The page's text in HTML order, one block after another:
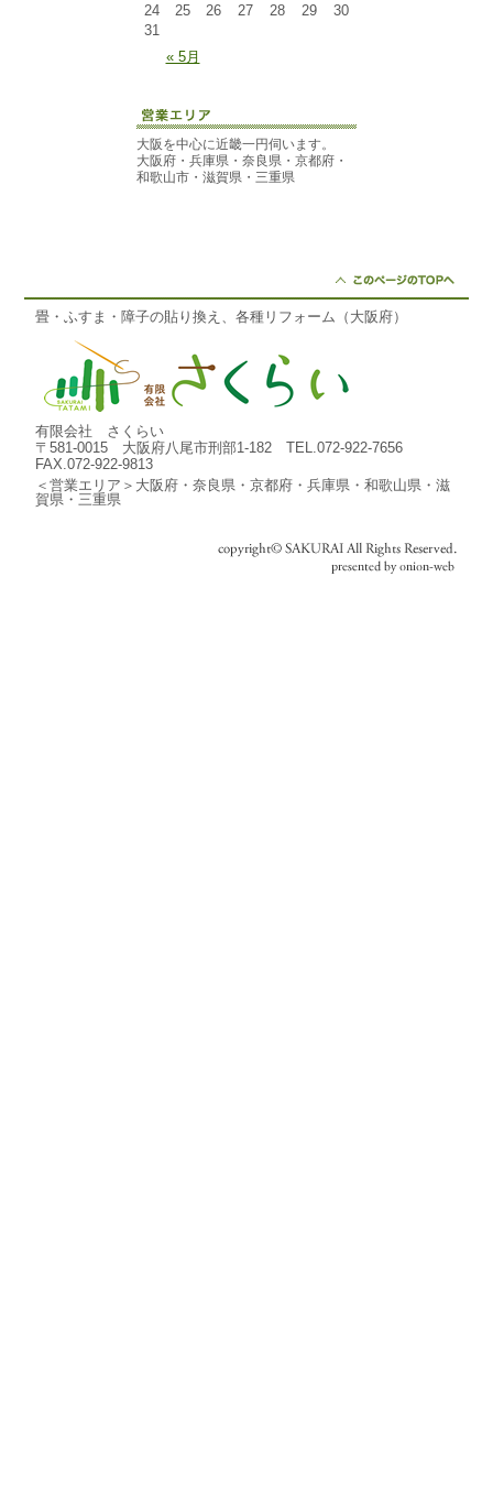
« 5月
24
25 26 27 28 29
30
31
大阪を中心に近畿一円伺います。
大阪府・兵庫県・奈良県・京都府・
和歌山市・滋賀県・三重県
畳・ふすま・障子の貼り換え、各種リフォーム（大阪府）
有限会社 さくらい
〒581-0015 大阪府八尾市刑部1-182 TEL.072-922-7656
FAX.072-922-9813
＜営業エリア＞大阪府・奈良県・京都府・兵庫県・和歌山県・滋
賀県・三重県